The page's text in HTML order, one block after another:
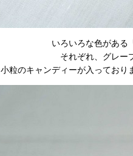
いろいろな色がある
それぞれ、グレー
小粒のキャンディーが入っており